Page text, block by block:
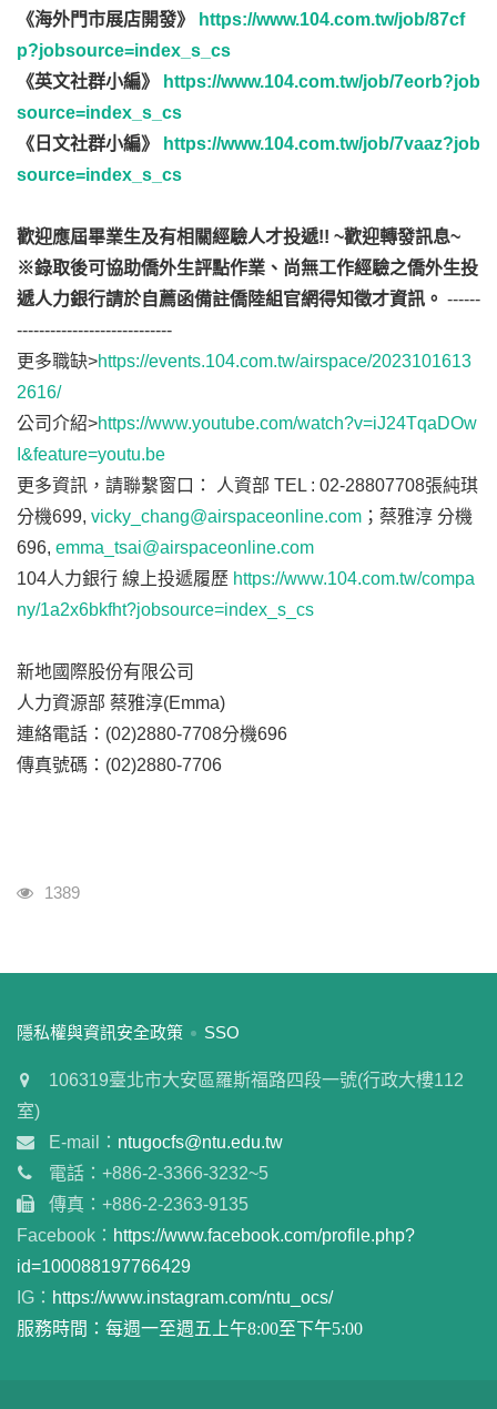
《海外門市展店開發》
https://www.104.com.tw/job/87cf
p?jobsource=index_s_cs
《英文社群小編》
https://www.104.com.tw/job/7eorb?job
source=index_s_cs
《日文社群小編》
https://www.104.com.tw/job/7vaaz?job
source=index_s_cs
歡迎應屆畢業生及有相關經驗人才投遞!! ~歡迎轉發訊息~
※錄取後可協助僑外生評點作業、尚無工作經驗之僑外生投
遞人力銀行請於自薦函備註僑陸組官網得知徵才資訊。 ------
----------------------------
更多職缺>https://events.104.com.tw/airspace/2023101613
2616/
公司介紹>https://www.youtube.com/watch?v=iJ24TqaDOw
I&feature=youtu.be
更多資訊，請聯繫窗口： 人資部 TEL : 02-28807708張純琪
分機699, vicky_chang@airspaceonline.com ；蔡雅淳 分機
696, emma_tsai@airspaceonline.com
104人力銀行 線上投遞履歷 https://www.104.com.tw/compa
ny/1a2x6bkfht?jobsource=index_s_cs
新地國際股份有限公司
人力資源部 蔡雅淳(Emma)
連絡電話：(02)2880-7708分機696
傳真號碼：(02)2880-7706
瀏覽人次
1389
:::
隱私權與資訊安全政策 SSO
106319臺北市大安區羅斯福路四段一號(行政大樓112
室)
E-mail： ntugocfs@ntu.edu.tw
電話：+886-2-3366-3232~5
傳真：+886-2-2363-9135
Facebook： https://www.facebook.com/profile.php?
id=100088197766429
IG： https://www.instagram.com/ntu_ocs/
服務時間：每週一至週五上午8:00至下午5:00